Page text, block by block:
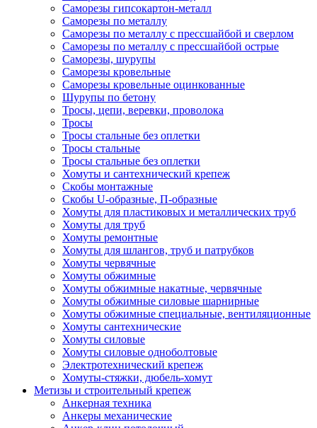
Саморезы гипсокартон-металл
Саморезы по металлу
Саморезы по металлу с прессшайбой и сверлом
Саморезы по металлу с прессшайбой острые
Саморезы, шурупы
Саморезы кровельные
Саморезы кровельные оцинкованные
Шурупы по бетону
Тросы, цепи, веревки, проволока
Тросы
Тросы стальные без оплетки
Тросы стальные
Тросы стальные без оплетки
Хомуты и сантехнический крепеж
Скобы монтажные
Скобы U-образные, П-образные
Хомуты для пластиковых и металлических труб
Хомуты для труб
Хомуты ремонтные
Хомуты для шлангов, труб и патрубков
Хомуты червячные
Хомуты обжимные
Хомуты обжимные накатные, червячные
Хомуты обжимные силовые шарнирные
Хомуты обжимные специальные, вентиляционные
Хомуты сантехнические
Хомуты силовые
Хомуты силовые одноболтовые
Электротехнический крепеж
Хомуты-стяжки, дюбель-хомут
Метизы и строительный крепеж
Анкерная техника
Анкеры механические